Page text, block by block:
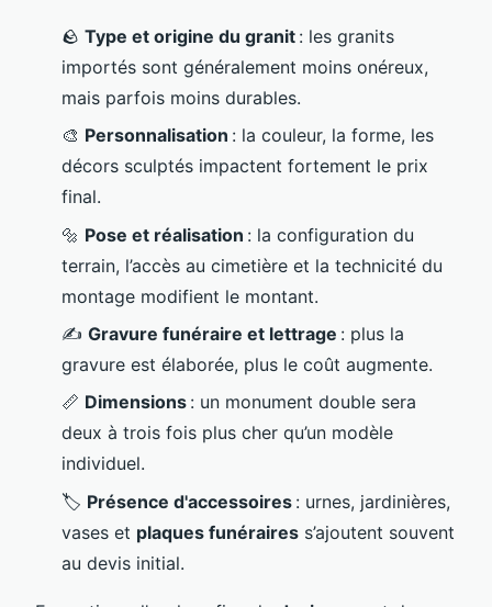
🪨 Type et origine du granit : les granits
importés sont généralement moins onéreux,
mais parfois moins durables.
🎨 Personnalisation : la couleur, la forme, les
décors sculptés impactent fortement le prix
final.
🔩 Pose et réalisation : la configuration du
terrain, l’accès au cimetière et la technicité du
montage modifient le montant.
✍️ Gravure funéraire et lettrage : plus la
gravure est élaborée, plus le coût augmente.
📏 Dimensions : un monument double sera
deux à trois fois plus cher qu’un modèle
individuel.
🏷️ Présence d'accessoires : urnes, jardinières,
vases et plaques funéraires s’ajoutent souvent
au devis initial.